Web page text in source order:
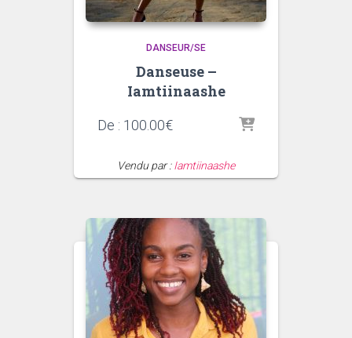
DANSEUR/SE
Danseuse –
Iamtiinaashe
De : 100.00€
Vendu par :Iamtiinaashe